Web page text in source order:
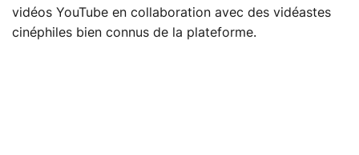
vidéos YouTube en collaboration avec des vidéastes
cinéphiles bien connus de la plateforme.